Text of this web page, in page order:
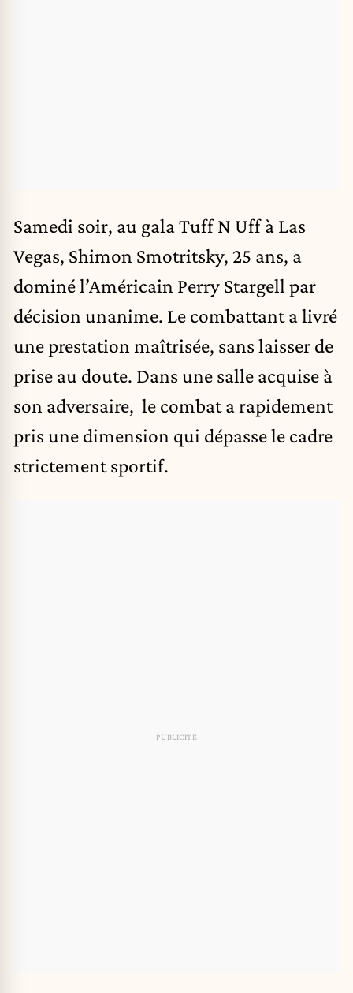
Samedi soir, au gala Tuff N Uff à Las
Vegas, Shimon Smotritsky, 25 ans, a
dominé l’Américain Perry Stargell par
décision unanime. Le combattant a livré
une prestation maîtrisée, sans laisser de
prise au doute. Dans une salle acquise à
son adversaire, le combat a rapidement
pris une dimension qui dépasse le cadre
strictement sportif.